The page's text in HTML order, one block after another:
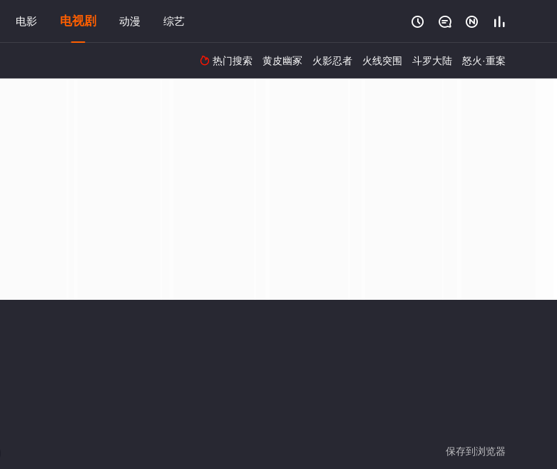
电影 电视剧 动漫 综艺    
 热门搜索 黄皮幽冢 火影忍者 火线突围 斗罗大陆 怒火·重案
保存到浏览器